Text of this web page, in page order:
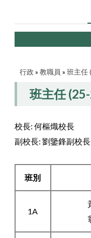
行政 » 教職員 » 班主任
班主任
校長: 何樞熾校長
副校長: 劉鑒鋒副校
班別
1A